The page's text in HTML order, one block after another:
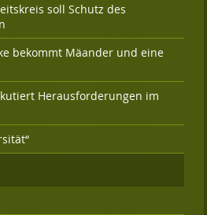
soll Schutz des
bekommt Mäander und eine
Herausforderungen im